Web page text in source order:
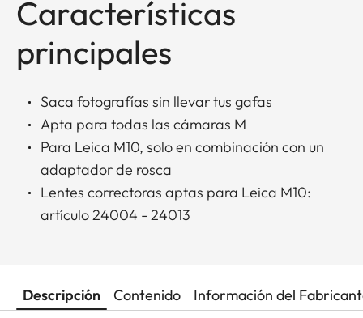
Características
principales
Saca fotografías sin llevar tus gafas
Apta para todas las cámaras M
Para Leica M10, solo en combinación con un
adaptador de rosca
Lentes correctoras aptas para Leica M10:
artículo 24004 - 24013
Descripción Contenido Información del